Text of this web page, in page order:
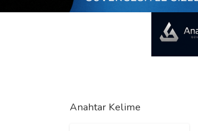
Anahtar Kelime